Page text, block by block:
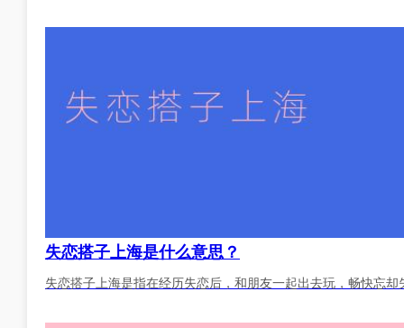
失恋搭子上海是什么意思？
失恋搭子上海是指在经历失恋后，和朋友一起出去玩，畅快忘却